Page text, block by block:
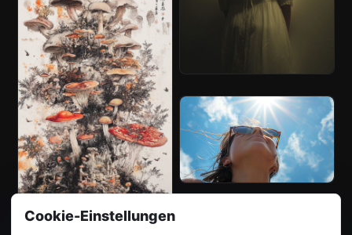
Cookie-Einstellungen